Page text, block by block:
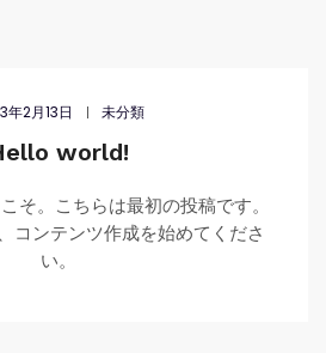
年2月13日 未分類
world!
そ。こちらは最初の投稿です。
コンテンツ作成を始めてくださ
い。